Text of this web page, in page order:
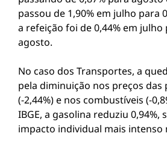
passou de 1,90% em julho para
a refeição foi de 0,44% em julho
agosto.
No caso dos Transportes, a
pela diminuição nos preços das
(-2,44%) e nos combustíveis (-
IBGE, a gasolina reduziu 0,94%,
impacto individual mais intenso